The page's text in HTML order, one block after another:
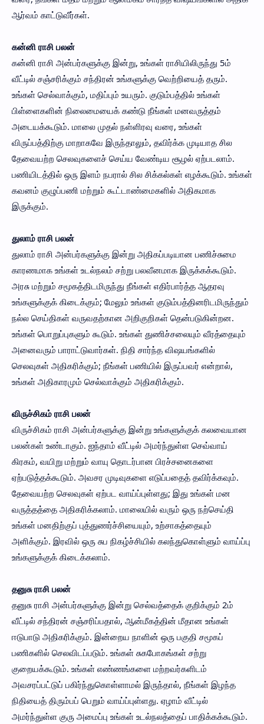
ஆர்வம் காட்டுவீர்கள்.
கன்னி ராசி பலன்
கன்னி ராசி அன்பர்களுக்கு இன்று, உங்கள் ராசியிலிருந்து 5ம்
வீட்டில் சஞ்சரிக்கும் சந்திரன் உங்களுக்கு வெற்றியைத் தரும்.
உங்கள் செல்வாக்கும், மதிப்பும் உயரும். குடும்பத்தில் உங்கள்
பிள்ளைகளின் நிலைமையைக் கண்டு நீங்கள் மனவருத்தம்
அடையக்கூடும். மாலை முதல் நள்ளிரவு வரை, உங்கள்
விருப்பத்திற்கு மாறாகவே இருந்தாலும், தவிர்க்க முடியாத சில
தேவையற்ற செலவுகளைச் செய்ய வேண்டிய சூழல் ஏற்படலாம்.
பணியிடத்தில் ஒரு இளம் நபரால் சில சிக்கல்கள் எழக்கூடும். உங்கள்
கவனம் குழுப்பணி மற்றும் கூட்டாண்மைகளில் அதிகமாக
இருக்கும்.
துலாம் ராசி பலன்
துலாம் ராசி அன்பர்களுக்கு இன்று அதிகப்படியான பணிச்சுமை
காரணமாக உங்கள் உடல்நலம் சற்று பலவீனமாக இருக்கக்கூடும்.
அரசு மற்றும் சமூகத்திடமிருந்து நீங்கள் எதிர்பார்த்த ஆதரவு
உங்களுக்குக் கிடைக்கும்; மேலும் உங்கள் குடும்பத்தினரிடமிருந்தும்
நல்ல செய்திகள் வருவதற்கான அறிகுறிகள் தென்படுகின்றன.
உங்கள் பொறுப்புகளும் கூடும். உங்கள் துணிச்சலையும் வீரத்தையும்
அனைவரும் பாராட்டுவார்கள். நிதி சார்ந்த விஷயங்களில்
செலவுகள் அதிகரிக்கும்; நீங்கள் பணியில் இருப்பவர் என்றால்,
உங்கள் அதிகாரமும் செல்வாக்கும் அதிகரிக்கும்.
விருச்சிகம் ராசி பலன்
விருச்சிகம் ராசி அன்பர்களுக்கு இன்று உங்களுக்குக் கலவையான
பலன்கள் உண்டாகும். ஐந்தாம் வீட்டில் அமர்ந்துள்ள செவ்வாய்
கிரகம், வயிறு மற்றும் வாயு தொடர்பான பிரச்சனைகளை
ஏற்படுத்தக்கூடும். அவசர முடிவுகளை எடுப்பதைத் தவிர்க்கவும்.
தேவையற்ற செலவுகள் ஏற்பட வாய்ப்புள்ளது; இது உங்கள் மன
வருத்தத்தை அதிகரிக்கலாம். மாலையில் வரும் ஒரு நற்செய்தி
உங்கள் மனதிற்குப் புத்துணர்ச்சியையும், உற்சாகத்தையும்
அளிக்கும். இரவில் ஒரு சுப நிகழ்ச்சியில் கலந்துகொள்ளும் வாய்ப்பு
உங்களுக்குக் கிடைக்கலாம்.
தனுசு ராசி பலன்
தனுசு ராசி அன்பர்களுக்கு இன்று செல்வத்தைக் குறிக்கும் 2ம்
வீட்டில் சந்திரன் சஞ்சரிப்பதால், ஆன்மீகத்தின் மீதான உங்கள்
ஈடுபாடு அதிகரிக்கும். இன்றைய நாளின் ஒரு பகுதி சமூகப்
பணிகளில் செலவிடப்படும். உங்கள் சுகபோகங்கள் சற்று
குறையக்கூடும். உங்கள் எண்ணங்களை மற்றவர்களிடம்
அவசரப்பட்டுப் பகிர்ந்துகொள்ளாமல் இருந்தால், நீங்கள் இழந்த
நிதியைத் திரும்பப் பெறும் வாய்ப்புள்ளது. ஏழாம் வீட்டில்
அமர்ந்துள்ள குரு அமைப்பு உங்கள் உடல்நலத்தைப் பாதிக்கக்கூடும்.